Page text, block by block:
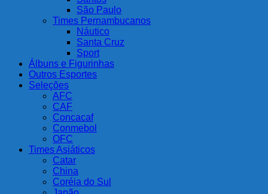
São Paulo
Times Pernambucanos
Náutico
Santa Cruz
Sport
Álbuns e Figurinhas
Outros Esportes
Seleções
AFC
CAF
Concacaf
Conmebol
OFC
Times Asiáticos
Catar
China
Coréia do Sul